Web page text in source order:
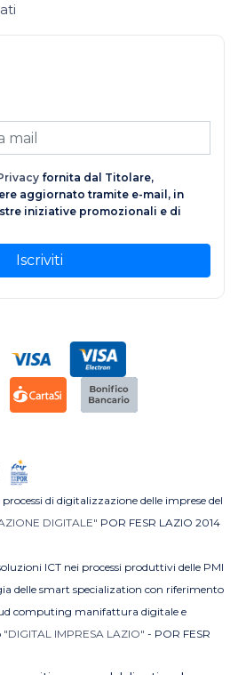
fornita dal Titolare,
aggiornato tramite e-mail, in
iniziative promozionali e di
Iscriviti
di digitalizzazione delle imprese del
DIGITALE" POR FESR LAZIO 2014
ICT nei processi produttivi delle PMI
delle smart specialization con riferimento
computing manifattura digitale e
"DIGITAL IMPRESA LAZIO" - POR FESR